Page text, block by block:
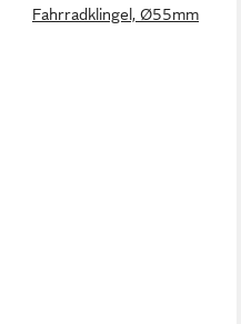
Fahrradklingel, Ø55mm